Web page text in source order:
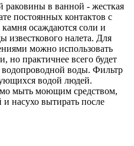
раковины в ванной - жесткая
постоянных контактов с
осаждаются соли и
известкового налета. Для
можно использовать
практичнее всего будет
водопроводной воды. Фильтр
водой людей.
мыть моющим средством,
насухо вытирать после